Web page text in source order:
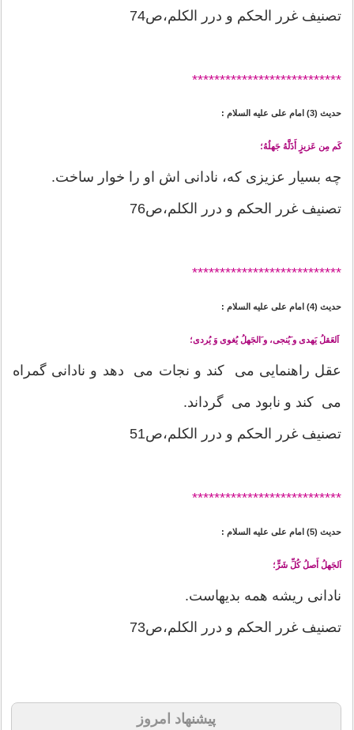
تصنیف غرر الحکم و درر الکلم،ص74
********************
*******
حدیث (3) امام على عليه السلام :
كَم مِن عَزيزٍ أَذَلَّهُ جَهلُهُ؛
چه بسيار عزيزى كه، نادانى اش او را خوار ساخت.
تصنیف غرر الحکم و درر الکلم،ص76
********************
*******
حدیث (4) امام على عليه السلام :
اَلعَقلُ يَهدى و َيُنجى، و َالجَهلُ يُغوى وَ يُردى؛
عقل راهنمايى مى كند و نجات مى دهد و نادانى گمراه
مى كند و نابود مى گرداند.
تصنیف غرر الحکم و درر الکلم،ص51
********************
*******
حدیث (5) امام على عليه السلام :
اَلجَهلُ أَصلُ كُلِّ شَرٍّ؛
نادانى ريشه همه بديهاست.
تصنیف غرر الحکم و درر الکلم،ص73
پیشنهاد امروز